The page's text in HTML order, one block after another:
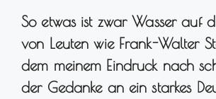
So etwas ist zwar Wasser auf
von Leuten wie Frank-Walter
dem meinem Eindruck nach
der Gedanke an ein starkes